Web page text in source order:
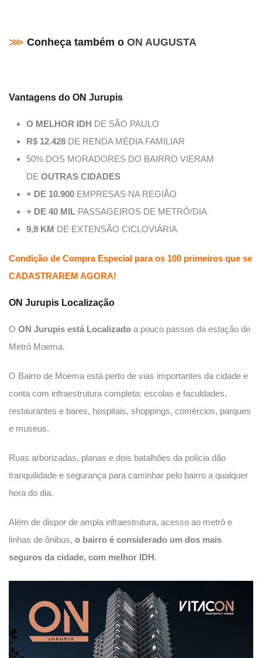
⋙ Conheça também o ON AUGUSTA
Vantagens do ON Jurupis
O MELHOR IDH DE SÃO PAULO
R$ 12.428 DE RENDA MÉDIA FAMILIAR
50% DOS MORADORES DO BAIRRO VIERAM
DE OUTRAS CIDADES
+ DE 10.900 EMPRESAS NA REGIÃO
+ DE 40 MIL PASSAGEIROS DE METRÔ/DIA
9,8 KM DE EXTENSÃO CICLOVIÁRIA
Condição de Compra Especial para os 100 primeiros que se
CADASTRAREM AGORA!
ON Jurupis Localização
O ON Jurupis está Localizado a pouco passos da estação de
Metrô Moema.
O Bairro de Moema está perto de vias importantes da cidade e
conta com infraestrutura completa: escolas e faculdades,
restaurantes e bares, hospitais, shoppings, comércios, parques
e museus.
Ruas arborizadas, planas e dois batalhões da polícia dão
tranquilidade e segurança para caminhar pelo bairro a qualquer
hora do dia.
Além de dispor de ampla infraestrutura, acesso ao metrô e
linhas de ônibus, o bairro é considerado um dos mais
seguros da cidade, com melhor IDH.